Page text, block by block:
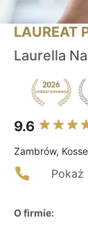
LAUREAT
Laurella
9.6
Zambrów,
Pokaż
O firmie: